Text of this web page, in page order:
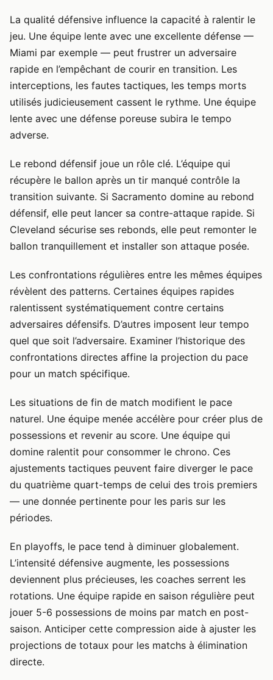
La qualité défensive influence la capacité à ralentir le
jeu. Une équipe lente avec une excellente défense —
Miami par exemple — peut frustrer un adversaire
rapide en l’empêchant de courir en transition. Les
interceptions, les fautes tactiques, les temps morts
utilisés judicieusement cassent le rythme. Une équipe
lente avec une défense poreuse subira le tempo
adverse.
Le rebond défensif joue un rôle clé. L’équipe qui
récupère le ballon après un tir manqué contrôle la
transition suivante. Si Sacramento domine au rebond
défensif, elle peut lancer sa contre-attaque rapide. Si
Cleveland sécurise ses rebonds, elle peut remonter le
ballon tranquillement et installer son attaque posée.
Les confrontations régulières entre les mêmes équipes
révèlent des patterns. Certaines équipes rapides
ralentissent systématiquement contre certains
adversaires défensifs. D’autres imposent leur tempo
quel que soit l’adversaire. Examiner l’historique des
confrontations directes affine la projection du pace
pour un match spécifique.
Les situations de fin de match modifient le pace
naturel. Une équipe menée accélère pour créer plus de
possessions et revenir au score. Une équipe qui
domine ralentit pour consommer le chrono. Ces
ajustements tactiques peuvent faire diverger le pace
du quatrième quart-temps de celui des trois premiers
— une donnée pertinente pour les paris sur les
périodes.
En playoffs, le pace tend à diminuer globalement.
L’intensité défensive augmente, les possessions
deviennent plus précieuses, les coaches serrent les
rotations. Une équipe rapide en saison régulière peut
jouer 5-6 possessions de moins par match en post-
saison. Anticiper cette compression aide à ajuster les
projections de totaux pour les matchs à élimination
directe.